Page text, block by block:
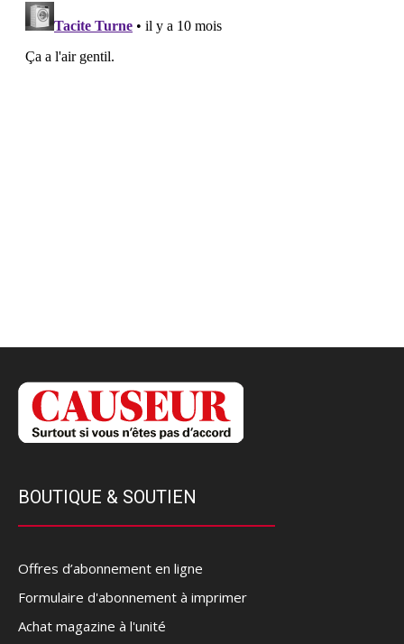
BOUTIQUE & SOUTIEN
Offres d’abonnement en ligne
Formulaire d'abonnement à imprimer
Achat magazine à l'unité